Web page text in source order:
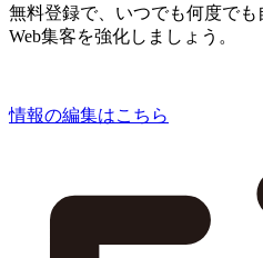
無料登録で、いつでも何度でも
Web集客を強化しましょう。
情報の編集はこちら